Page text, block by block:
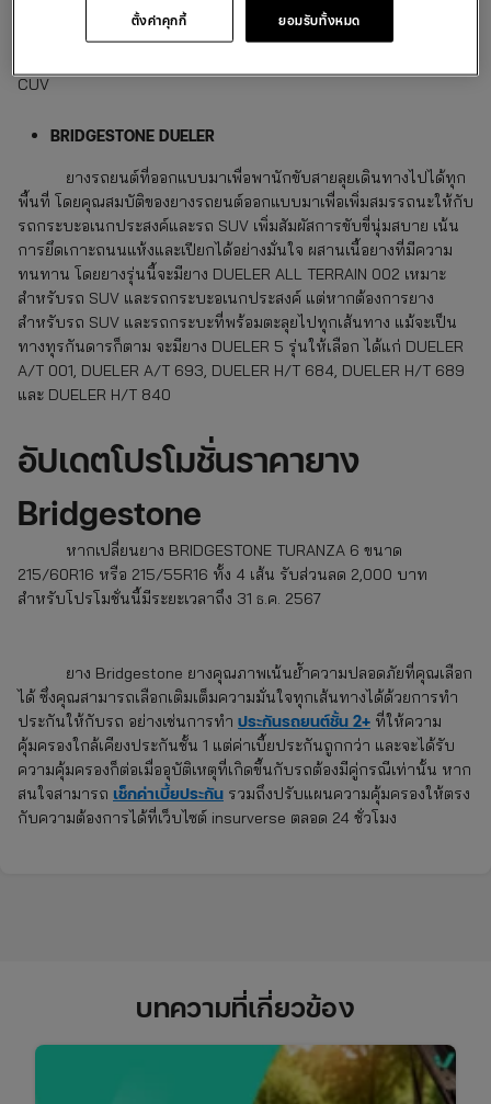
เบรกให้ดียิ่งขึ้น ยกระดับการขับขี่ที่ควบคุมได้ดั่งใจ แม้จะต้องเปลี่ยน
เส้นทางระยะประชิด และป้องกันการสึกบริเวณหน้ายางได้ดีกว่า มีให้
CUV
BRIDGESTONE DUELER
ยางรถยนต์ที่ออกแบบมาเพื่อพานักขับสายลุยเดินทางไปได้ทุก
พื้นที่ โดยคุณสมบัติของยางรถยนต์ออกแบบมาเพื่อเพิ่มสมรรถนะให้กับ
รถกระบะอเนกประสงค์และรถ SUV เพิ่มสัมผัสการขับขี่นุ่มสบาย เน้น
การยึดเกาะถนนแห้งและเปียกได้อย่างมั่นใจ ผสานเนื้อยางที่มีความ
ทนทาน โดยยางรุ่นนี้จะมียาง DUELER ALL TERRAIN 002 เหมาะ
สำหรับรถ SUV และรถกระบะอเนกประสงค์ แต่หากต้องการยาง
สำหรับรถ SUV และรถกระบะที่พร้อมตะลุยไปทุกเส้นทาง แม้จะเป็น
ทางทุรกันดารก็ตาม จะมียาง DUELER 5 รุ่นให้เลือก ได้แก่ DUELER
A/T 001, DUELER A/T 693, DUELER H/T 684, DUELER H/T 689
และ DUELER H/T 840
อัปเดตโปรโมชั่นราคายาง
Bridgestone
หากเปลี่ยนยาง BRIDGESTONE TURANZA 6 ขนาด
215/60R16 หรือ 215/55R16 ทั้ง 4 เส้น รับส่วนลด 2,000 บาท
สำหรับโปรโมชั่นนี้มีระยะเวลาถึง 31 ธ.ค. 2567
ยาง Bridgestone ยางคุณภาพเน้นย้ำความปลอดภัยที่คุณเลือก
ได้ ซึ่งคุณสามารถเลือกเติมเต็มความมั่นใจทุกเส้นทางได้ด้วยการทำ
ประกันให้กับรถ อย่างเช่นการทำ ประกันรถยนต์ชั้น 2+ ที่ให้ความ
คุ้มครองใกล้เคียงประกันชั้น 1 แต่ค่าเบี้ยประกันถูกกว่า และจะได้รับ
ความคุ้มครองก็ต่อเมื่ออุบัติเหตุที่เกิดขึ้นกับรถต้องมีคู่กรณีเท่านั้น หาก
สนใจสามารถ เช็กค่าเบี้ยประกัน รวมถึงปรับแผนความคุ้มครองให้ตรง
กับความต้องการได้ที่เว็บไซต์ insurverse ตลอด 24 ชั่วโมง
บทความที่เกี่ยวข้อง
ยอมรับทั้งหมด
ตั้งค่าคุกกี้